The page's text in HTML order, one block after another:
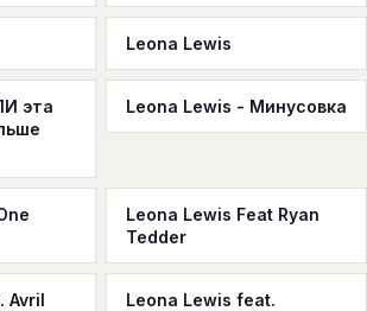
Leona Lewis
эта
Leona Lewis - Минусовка
Leona Lewis Feat Ryan
Tedder
Avril
Leona Lewis feat.